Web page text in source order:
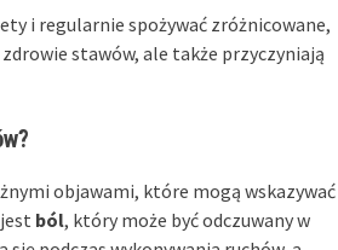
i regularnie spożywać zróżnicowane,
stawów, ale także przyczyniają
objawami, które mogą wskazywać
ból, który może być odczuwany w